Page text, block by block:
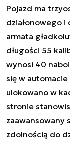
Pojazd ma
działonowego i
armata
długości 55
wynosi 40
się w
ulokowano w
stronie
zaawansowany
zdolnością do